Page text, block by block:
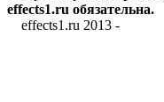
effects1.ru обязательна.
effects1.ru 2013 -